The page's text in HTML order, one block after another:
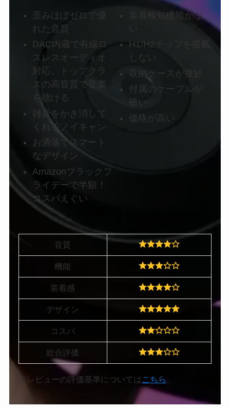
歪みほぼゼロで優
れた音質
DAC内蔵で有線ロ
スレスオーディオ
対応。トップクラ
スの高音質で音楽
を聴ける
雑音をかき消して
くれるノイキャン
お洒落でスマート
なデザイン
Amazonブラックフ
ライデーで半額！
コスパえぐい
装着検知機能がな
い
H1/H2チップを搭載
しない
収納ケースが微妙
付属のケーブルが
硬い
価格が高い
音質
機能
装着感
デザイン
コスパ
総合評価
※レビューの評価基準については こちら 。